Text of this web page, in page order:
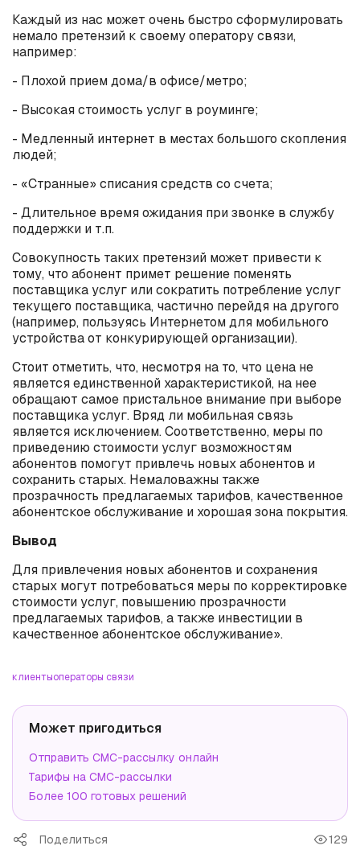
Каждый из нас может очень быстро сформулировать
немало претензий к своему оператору связи,
например:
- Плохой прием дома/в офисе/метро;
- Высокая стоимость услуг в роуминге;
- Медленный интернет в местах большого скопления
людей;
- «Странные» списания средств со счета;
- Длительное время ожидания при звонке в службу
поддержки и т.п.
Совокупность таких претензий может привести к
тому, что абонент примет решение поменять
поставщика услуг или сократить потребление услуг
текущего поставщика, частично перейдя на другого
(например, пользуясь Интернетом для мобильного
устройства от конкурирующей организации).
Стоит отметить, что, несмотря на то, что цена не
является единственной характеристикой, на нее
обращают самое пристальное внимание при выборе
поставщика услуг. Вряд ли мобильная связь
является исключением. Соответственно, меры по
приведению стоимости услуг возможностям
абонентов помогут привлечь новых абонентов и
сохранить старых. Немаловажны также
прозрачность предлагаемых тарифов, качественное
абонентское обслуживание и хорошая зона покрытия.
Вывод
Для привлечения новых абонентов и сохранения
старых могут потребоваться меры по корректировке
стоимости услуг, повышению прозрачности
предлагаемых тарифов, а также инвестиции в
качественное абонентское обслуживание».
клиентыоператоры связи
Может пригодиться
Отправить СМС-рассылку онлайн
Тарифы на СМС-рассылки
Более 100 готовых решений
Поделиться 129